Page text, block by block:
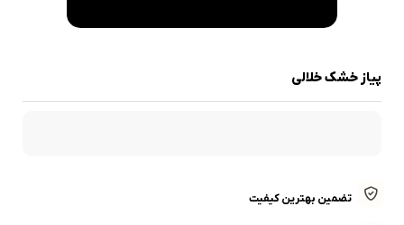
پیاز خشک خلالی
تضمین بهترین کیفیت